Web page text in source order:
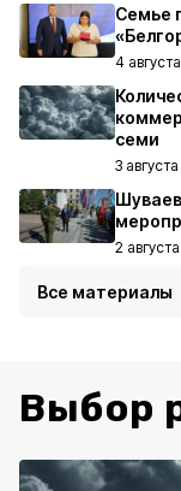
Семье
4
семи
3
2
Все материалы
Выбор